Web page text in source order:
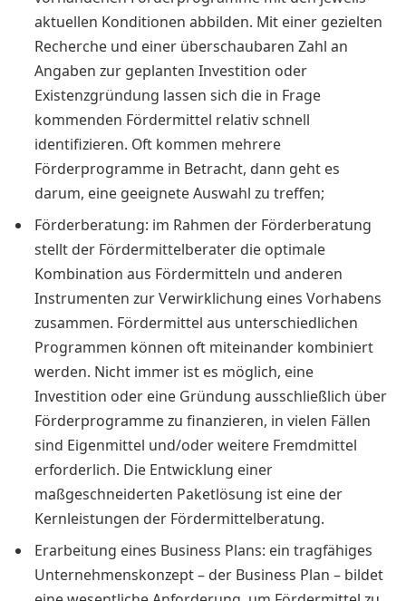
aktuellen Konditionen abbilden. Mit einer gezielten
Recherche und einer überschaubaren Zahl an
Angaben zur geplanten Investition oder
Existenzgründung lassen sich die in Frage
kommenden Fördermittel relativ schnell
identifizieren. Oft kommen mehrere
Förderprogramme in Betracht, dann geht es
darum, eine geeignete Auswahl zu treffen;
Förderberatung: im Rahmen der Förderberatung
stellt der Fördermittelberater die optimale
Kombination aus Fördermitteln und anderen
Instrumenten zur Verwirklichung eines Vorhabens
zusammen. Fördermittel aus unterschiedlichen
Programmen können oft miteinander kombiniert
werden. Nicht immer ist es möglich, eine
Investition oder eine Gründung ausschließlich über
Förderprogramme zu finanzieren, in vielen Fällen
sind Eigenmittel und/oder weitere Fremdmittel
erforderlich. Die Entwicklung einer
maßgeschneiderten Paketlösung ist eine der
Kernleistungen der Fördermittelberatung.
Erarbeitung eines Business Plans: ein tragfähiges
Unternehmenskonzept – der Business Plan – bildet